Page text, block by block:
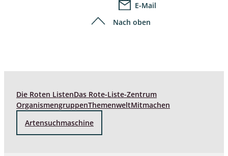
E-Mail
Nach oben
Die Roten ListenDas Rote-Liste-Zentrum
OrganismengruppenThemenweltMitmachen
Artensuchmaschine